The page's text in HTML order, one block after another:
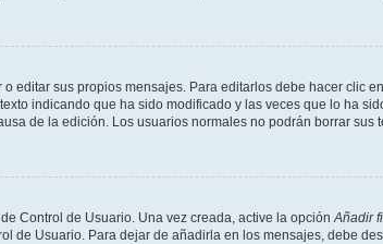
editar sus propios mensajes. Para editarlos debe hacer clic
indicando que ha sido modificado y las veces que lo ha
de la edición. Los usuarios normales no podrán borrar
Control de Usuario. Una vez creada, active la opción Añadir
de Usuario. Para dejar de añadirla en los mensajes, debe